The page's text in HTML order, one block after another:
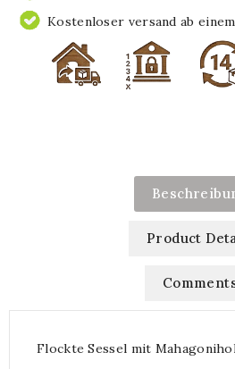
Kostenloser versand ab
Product
Flockte Sessel mit